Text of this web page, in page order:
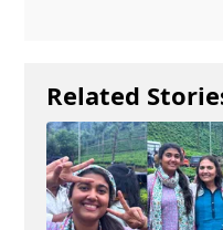
Related